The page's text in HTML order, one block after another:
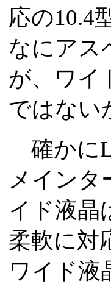
応の10.4
なにアス
が、ワイ
ではない
確かに
メイン
イド液晶
柔軟に対
ワイド液